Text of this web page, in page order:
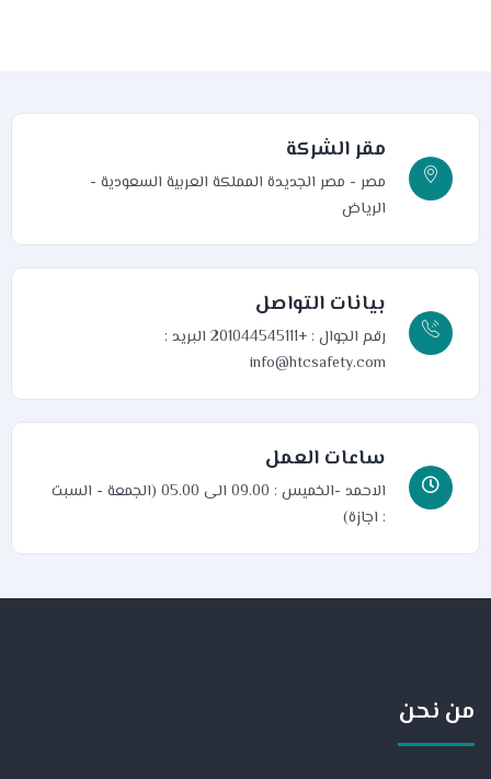
مقر الشركة
مصر - مصر الجديدة المملكة العربية السعودية -
الرياض
بيانات التواصل
رقم الجوال : +201044545111
البريد :
info@htcsafety.com
ساعات العمل
الاحمد -الخميس : 09.00 الى 05.00 (الجمعة - السبت
: اجازة)
من نحن